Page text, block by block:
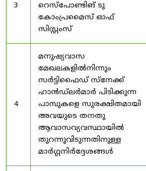
3
റെസ്‌പോണ്ടിങ് ടു
കോംപ്രമൈസ് ഓഫ്
സിസ്റ്റംസ്
4
മനുഷ്യവാസ
മേഖലകളിൽനിന്നും
സർട്ടിഫൈഡ് സ്നേക്ക്
ഹാൻഡ്‌ലർമാർ പിടിക്കുന്ന
പാമ്പുകളെ സുരക്ഷിതമായി
അവയുടെ തനതു
ആവാസവ്യവസ്ഥായിൽ
തുറന്നുവിടുന്നതിനുള്ള
മാർഗ്ഗനിർദ്ദേശങ്ങൾ